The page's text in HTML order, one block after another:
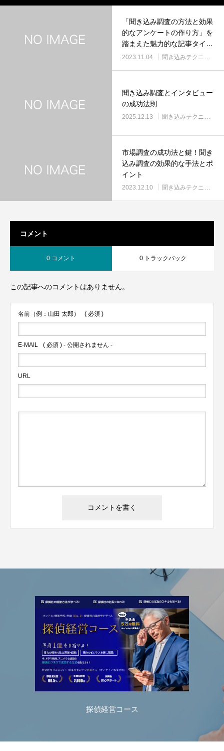
「聞き込み調査の方法と効果
的なアンケートの作り方」を
踏まえた魅力的な記事タイト
ルを考えると、「効果的な聞
ます。
2023.11.04 聞き込みテクニック
聞き込み調査とインタビュー
の成功法則
2025.12.13 聞き込みテクニック
市場調査の成功法と鍵！聞き
込み調査の効果的な手法とポ
イント
2023.12.10 聞き込みテクニック
コメント
0 コメント 0 トラックバック
この記事へのコメントはありません。
名前（例：山田 太郎） ( 必須 )
E-MAIL ( 必須 ) - 公開されません -
URL
探偵経営コース